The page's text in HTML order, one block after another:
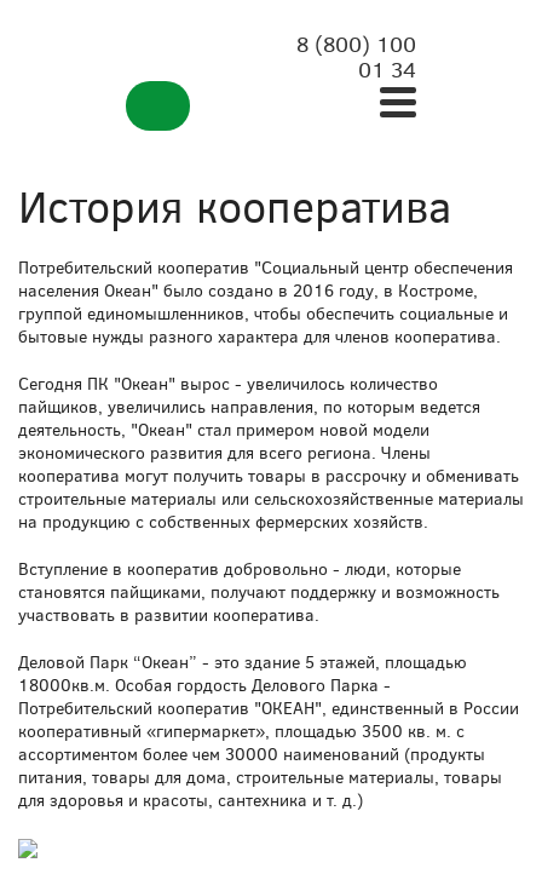
8 (800) 100
01 34
История кооператива
Потребительский кооператив "Социальный центр обеспечения
населения Океан" было создано в 2016 году, в Костроме,
группой единомышленников, чтобы обеспечить социальные и
бытовые нужды разного характера для членов кооператива.
Сегодня ПК "Океан" вырос - увеличилось количество
пайщиков, увеличились направления, по которым ведется
деятельность, "Океан" стал примером новой модели
экономического развития для всего региона. Члены
кооператива могут получить товары в рассрочку и обменивать
строительные материалы или сельскохозяйственные материалы
на продукцию с собственных фермерских хозяйств.
Вступление в кооператив добровольно - люди, которые
становятся пайщиками, получают поддержку и возможность
участвовать в развитии кооператива.
Деловой Парк “Океан” - это здание 5 этажей, площадью
18000кв.м. Особая гордость Делового Парка -
Потребительский кооператив "ОКЕАН", единственный в России
кооперативный «гипермаркет», площадью 3500 кв. м. с
ассортиментом более чем 30000 наименований (продукты
питания, товары для дома, строительные материалы, товары
для здоровья и красоты, сантехника и т. д.)